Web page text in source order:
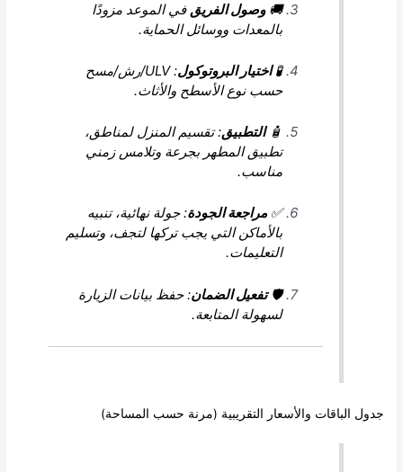
وصول الفريقفي الموعد مزودًا
بالمعدات ووسائل الحماية.
اختيار البروتوكول
: ULV/رش/مسح
حسب نوع الأسطح والأثاث.
التطبيق: تقسيم المنزل لمناطق،
تطبيق المطهر بجرعة وتلامس زمني
مراجعة الجودة: جولة نهائية، تنبيه
بالأماكن التي يجب تركها لتجف، وتسليم
تفعيل الضمان: حفظ بيانات الزيارة
لسهولة المتابعة.
والأسعار التقريبية (مرنة حسب المساحة)